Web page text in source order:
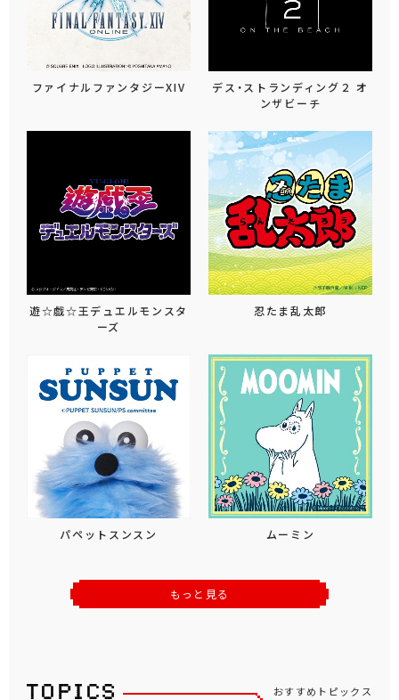
ファイナルファンタジーXIV
デス・ストランディング２ オ
ンザビーチ
遊☆戯☆王デュエルモンスタ
ーズ
忍たま乱太郎
パペットスンスン ムーミン
もっと見る
おすすめトピックス